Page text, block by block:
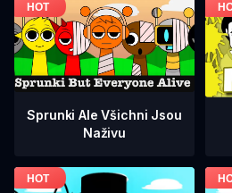
Sprunki Ale Všichni Jsou
Naživu